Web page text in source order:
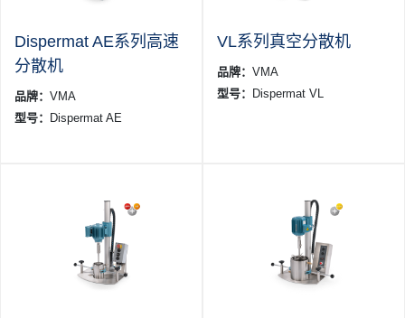
Dispermat AE系列高速
分散机
品牌： VMA
型号：
Dispermat AE
VL系列真空分散机
品牌： VMA
型号：
Dispermat VL